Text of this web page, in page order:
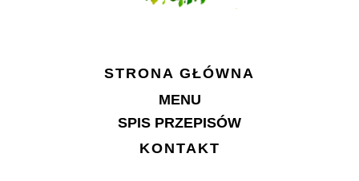
STRONA GŁÓWNA
MENU
SPIS PRZEPISÓW
KONTAKT